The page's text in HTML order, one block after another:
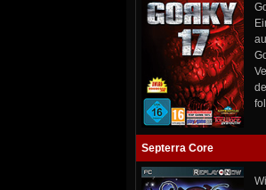
Septerra Core